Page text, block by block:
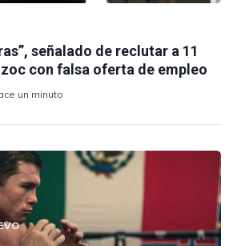
señalado de reclutar a 11
con falsa oferta de empleo
un minuto